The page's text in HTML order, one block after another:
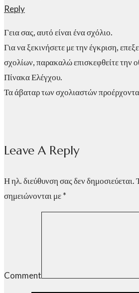
Reply
Γεια σας, αυτό είναι ένα σχόλιο.
Για να ξεκινήσετε με την έγκριση,
σχολίων, παρακαλώ επισκεφθείτε την
Πίνακα Ελέγχου.
Τα άβαταρ των σχολιαστών
Leave A Reply
Η ηλ. διεύθυνση σας δεν δημοσιεύεται.
σημειώνονται με*
Comment